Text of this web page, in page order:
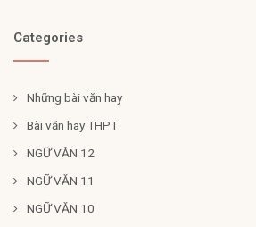
Categories
Những bài văn hay
Bài văn hay THPT
NGỮ VĂN 12
NGỮ VĂN 11
NGỮ VĂN 10